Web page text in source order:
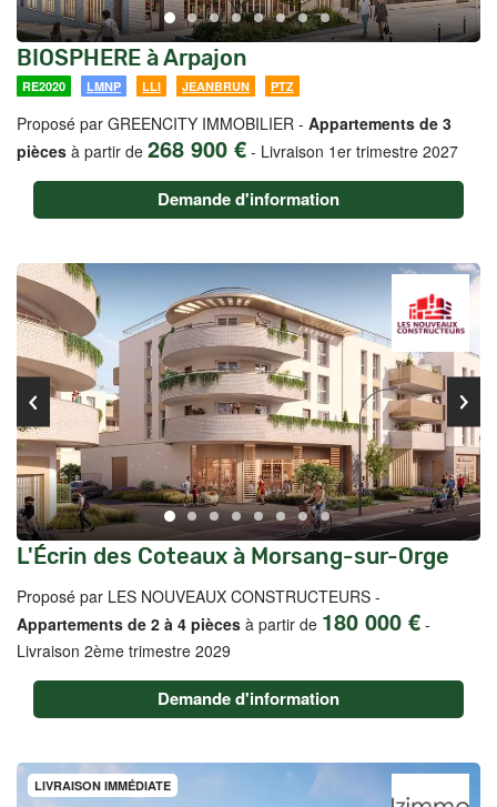
BIOSPHERE à Arpajon
RE2020 LMNP LLI JEANBRUN PTZ
Proposé par GREENCITY IMMOBILIER - Appartements de 3
pièces à partir de 268 900 € - Livraison 1er trimestre 2027
Demande d'information
L'Écrin des Coteaux à Morsang-sur-Orge
Proposé par LES NOUVEAUX CONSTRUCTEURS -
Appartements de 2 à 4 pièces à partir de 180 000 € -
Livraison 2ème trimestre 2029
Demande d'information
LIVRAISON IMMÉDIATE